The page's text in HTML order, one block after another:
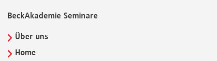
BeckAkademie Seminare
Über uns
Home